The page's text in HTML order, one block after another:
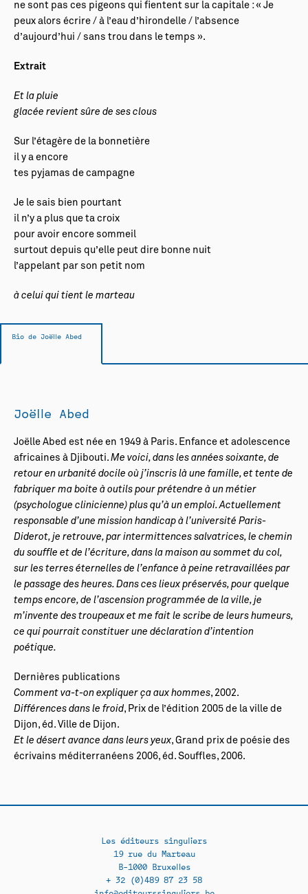
ne sont pas ces pigeons qui fientent sur la capitale : « Je
peux alors écrire / à l’eau d’hirondelle / l’absence
d’aujourd’hui / sans trou dans le temps ».
Extrait
Et la pluie
glacée revient sûre de ses clous
Sur l’étagère de la bonnetière
il y a encore
tes pyjamas de campagne
Je le sais bien pourtant
il n’y a plus que ta croix
pour avoir encore sommeil
surtout depuis qu’elle peut dire bonne nuit
l’appelant par son petit nom
à celui qui tient le marteau
Bio de Joëlle Abed
Joëlle Abed
Joëlle Abed est née en 1949 à Paris. Enfance et adolescence
africaines à Djibouti. Me voici, dans les années soixante, de
retour en urbanité docile où j’inscris là une famille, et tente de
fabriquer ma boite à outils pour prétendre à un métier
(psychologue clinicienne) plus qu’à un emploi. Actuellement
responsable d’une mission handicap à l’université Paris-
Diderot, je retrouve, par intermittences salvatrices, le chemin
du souffle et de l’écriture, dans la maison au sommet du col,
sur les terres éternelles de l’enfance à peine retravaillées par
le passage des heures. Dans ces lieux préservés, pour quelque
temps encore, de l’ascension programmée de la ville, je
m’invente des troupeaux et me fait le scribe de leurs humeurs,
ce qui pourrait constituer une déclaration d’intention
poétique.
Dernières publications
Comment va-t-on expliquer ça aux hommes, 2002.
Différences dans le froid, Prix de l’édition 2005 de la ville de
Dijon, éd. Ville de Dijon.
Et le désert avance dans leurs yeux, Grand prix de poésie des
écrivains méditerranéens 2006, éd. Souffles, 2006.
Les éditeurs singuliers
19 rue du Marteau
B-1000 Bruxelles
+ 32 (0)489 87 23 58